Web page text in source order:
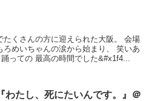
り、涙あり、みんなで歌って踊っての 最高の時間でした&#x1f4...
『わたし、死にたいんです。』＠